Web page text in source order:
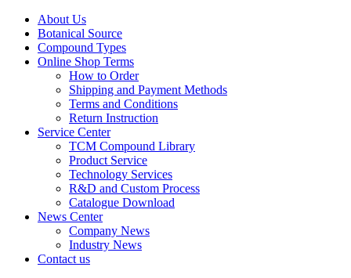
About Us
Botanical Source
Compound Types
Online Shop Terms
How to Order
Shipping and Payment Methods
Terms and Conditions
Return Instruction
Service Center
TCM Compound Library
Product Service
Technology Services
R&D and Custom Process
Catalogue Download
News Center
Company News
Industry News
Contact us